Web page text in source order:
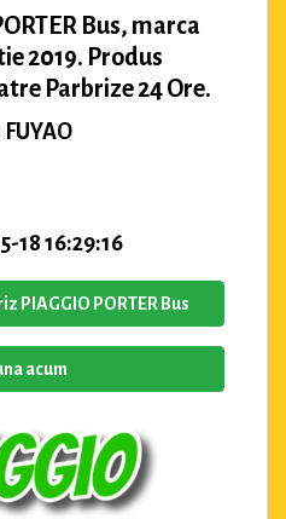
Bus, marca
2019. Produs
Parbrize 24 Ore.
18 16:29:16
PIAGGIO PORTER Bus
acum